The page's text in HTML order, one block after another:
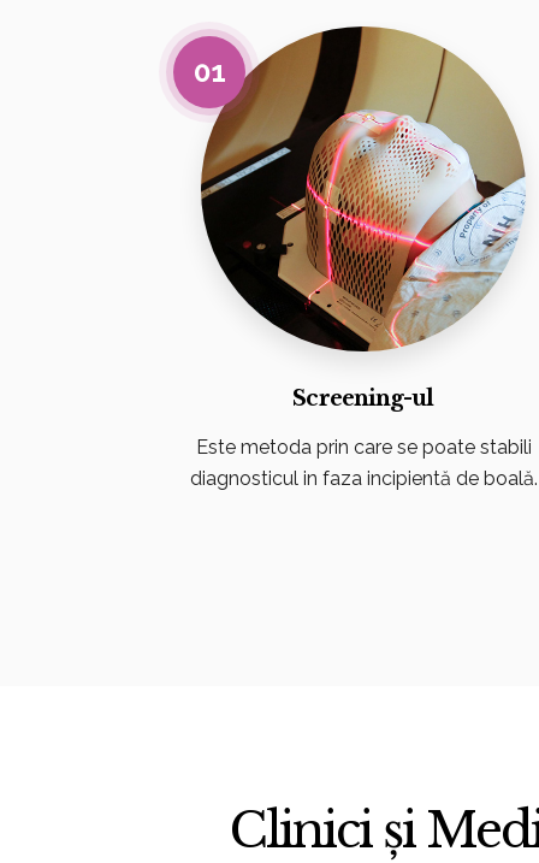
01
Screening-ul
Este metoda prin care se poate stabili
diagnosticul in faza incipientă de boală.
Clinici și